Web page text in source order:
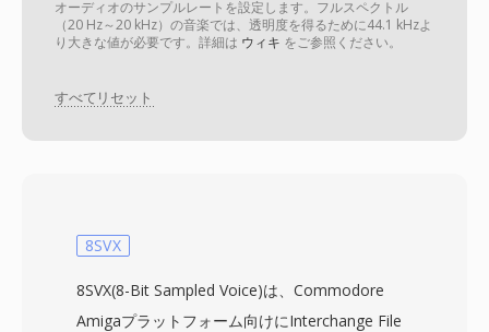
オーディオのサンプルレートを設定します。フルスペクトル
（20 Hz～20 kHz）の音楽では、透明度を得るために44.1 kHzよ
り大きな値が必要です。詳細は ウィキ をご参照ください。
すべてリセット
8SVX
8SVX(8-Bit Sampled Voice)は、Commodore
Amigaプラットフォーム向けにInterchange File